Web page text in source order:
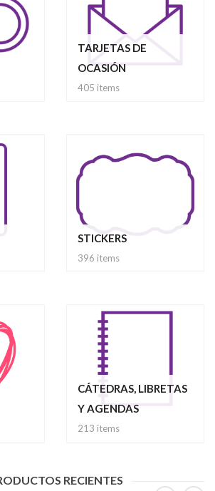
TARJETAS DE
OCASIÓN
405 items
STICKERS
396 items
CÁTEDRAS, LIBRETAS
Y AGENDAS
213 items
RECIENTES